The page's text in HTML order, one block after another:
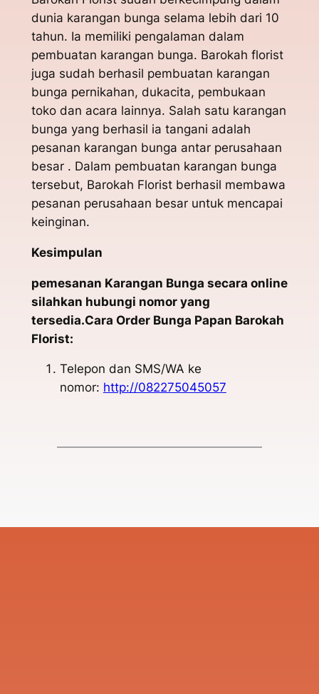
dunia karangan bunga selama lebih dari 10
tahun. Ia memiliki pengalaman dalam
pembuatan karangan bunga. Barokah florist
juga sudah berhasil pembuatan karangan
bunga pernikahan, dukacita, pembukaan
toko dan acara lainnya. Salah satu karangan
bunga yang berhasil ia tangani adalah
pesanan karangan bunga antar perusahaan
besar . Dalam pembuatan karangan bunga
tersebut, Barokah Florist berhasil membawa
pesanan perusahaan besar untuk mencapai
keinginan.
Kesimpulan
pemesanan Karangan Bunga secara online
silahkan hubungi nomor yang
tersedia.Cara Order Bunga Papan Barokah
Florist:
Telepon dan SMS/WA ke
nomor: http://082275045057